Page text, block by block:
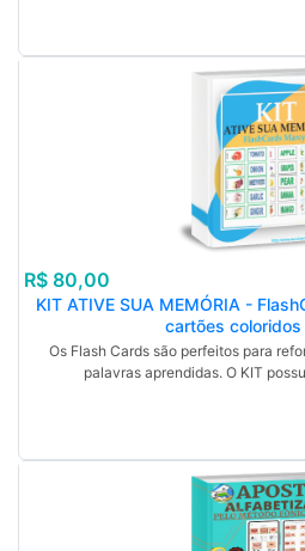
R$ 80,00
KIT ATIVE SUA MEMÓRIA -
cartões coloridos
Os Flash Cards são perfeitos para
palavras aprendidas. O KIT